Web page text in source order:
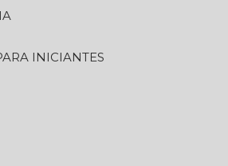
INICIANTES